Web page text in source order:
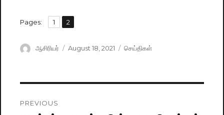
Pages: Page
1 ,
Page
2
Author
ஆசிரியர்
Posted
August 18, 2021 Categories
செய்திகள்
PREVIOUS